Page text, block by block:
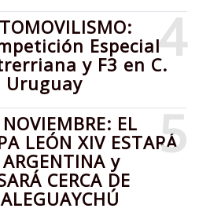
4
Especial
y F3 en C.
Uruguay
5
EL
LEÓN XIV ESTARÁ
ARGENTINA y
CERCA DE